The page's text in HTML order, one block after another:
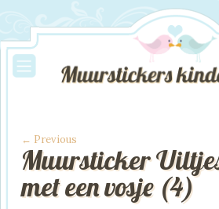
Image navigation
← Previous
Muursticker
met een vosje (4)